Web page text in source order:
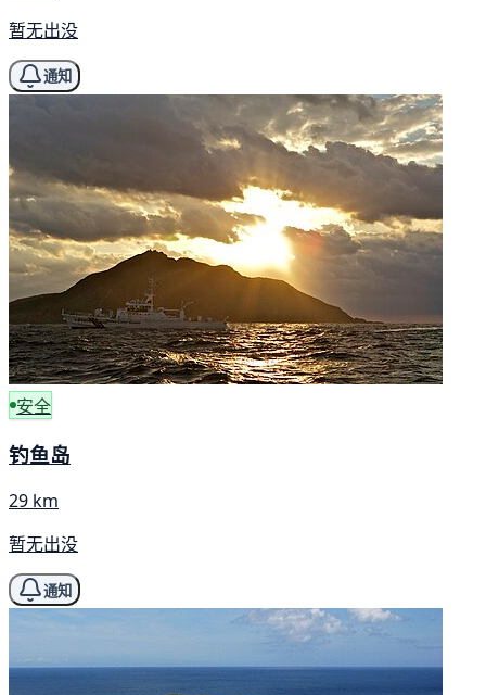
暂无出没
通知
安全
钓鱼岛
29 km
暂无出没
通知